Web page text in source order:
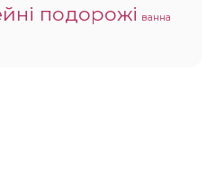
подорожі ванна